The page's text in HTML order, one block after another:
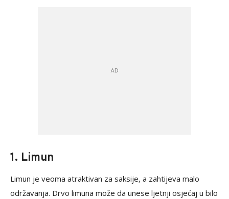
1. Limun
Limun je veoma atraktivan za saksije, a zahtijeva malo
održavanja. Drvo limuna može da unese ljetnji osjećaj u bilo